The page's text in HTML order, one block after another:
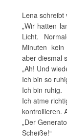
Lena schreibt
„Wir hatten
Licht.
Minuten
aber diesmal
„Ah! Und
Ich bin so
Ich bin ruhig.
Ich atme
kontrollieren.
„Der
Scheiße!“